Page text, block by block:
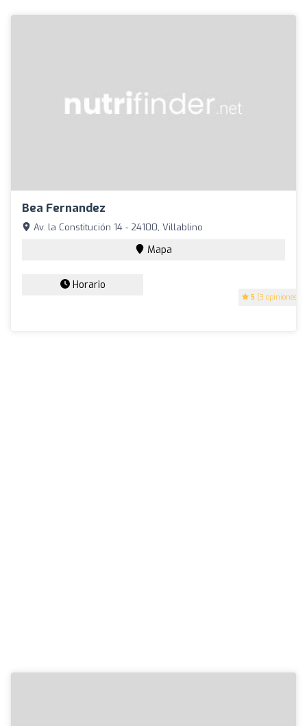
Bea Fernandez
5 (3 opiniones)
Av. la Constitución 14 - 24100, Villablino
Mapa
Horario